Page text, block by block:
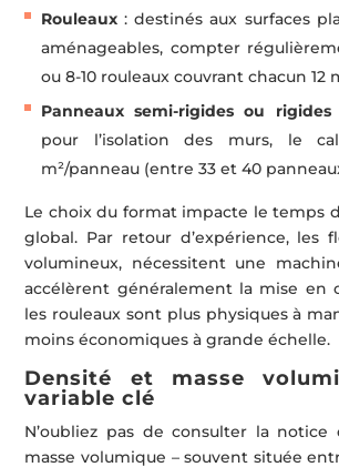
Rouleaux : destinés aux surfaces
aménageables, compter
ou 8-10 rouleaux couvrant chacun 12
Panneaux semi-rigides ou rigides
pour l’isolation des murs, le
m²/panneau (entre 33 et 40
Le choix du format impacte le temps
global. Par retour d’expérience, les
volumineux, nécessitent une
accélèrent généralement la mise en
les rouleaux sont plus physiques à
moins économiques à grande échelle.
Densité et masse
variable clé
N’oubliez pas de consulter la
masse volumique – souvent située